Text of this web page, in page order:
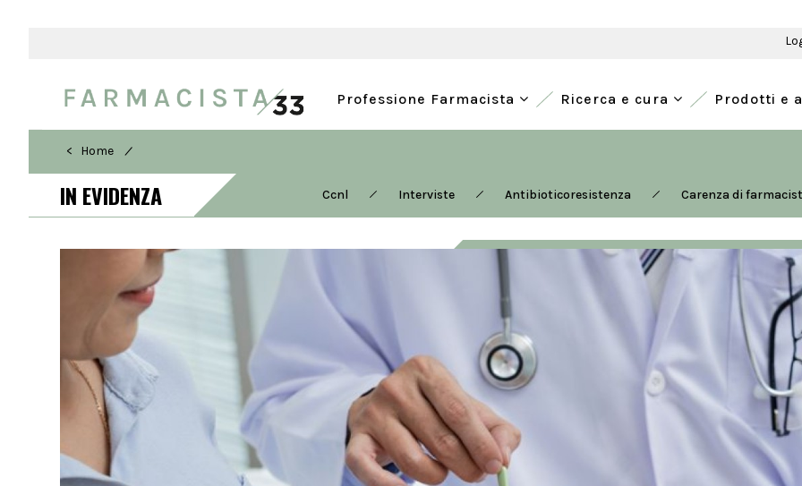
Professione Farmacista Ricerca e cura Prodotti e
< Home /
IN EVIDENZA Ccnl Interviste Antibioticoresistenza Carenza di